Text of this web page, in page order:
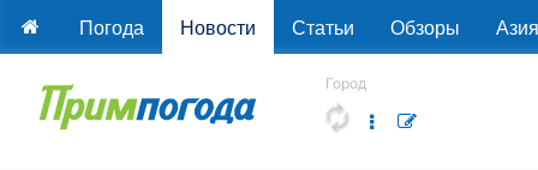
Погода Новости Статьи Обзоры Азия
Город